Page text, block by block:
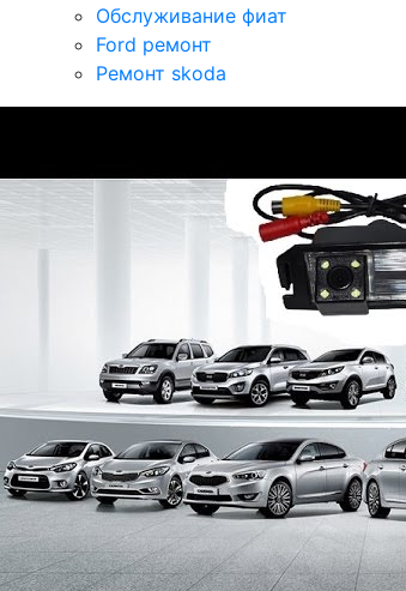
Обслуживание фиат
Ford ремонт
Ремонт skoda